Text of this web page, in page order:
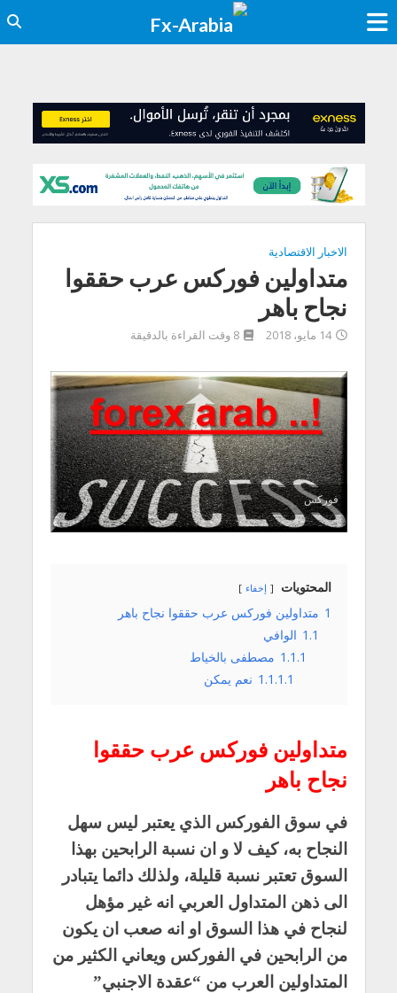
الاخبار الاقتصادية
متداولين فوركس عرب حققوا
نجاح باهر
14 مايو، 2018 8 وقت القراءة بالدقيقة
فوركس
المحتويات إخفاء
1 متداولين فوركس عرب حققوا نجاح باهر
1.1 الوافي
1.1.1 مصطفى بالخياط
1.1.1.1 نعم يمكن
متداولين فوركس عرب حققوا
نجاح باهر
في سوق الفوركس الذي يعتبر ليس سهل
النجاح به، كيف لا و ان نسبة الرابحين بهذا
السوق تعتبر نسبة قليلة، ولذلك دائما يتبادر
الى ذهن المتداول العربي انه غير مؤهل
لنجاح في هذا السوق او انه صعب ان يكون
من الرابحين في الفوركس ويعاني الكثير من
المتداولين العرب من “عقدة الاجنبي”